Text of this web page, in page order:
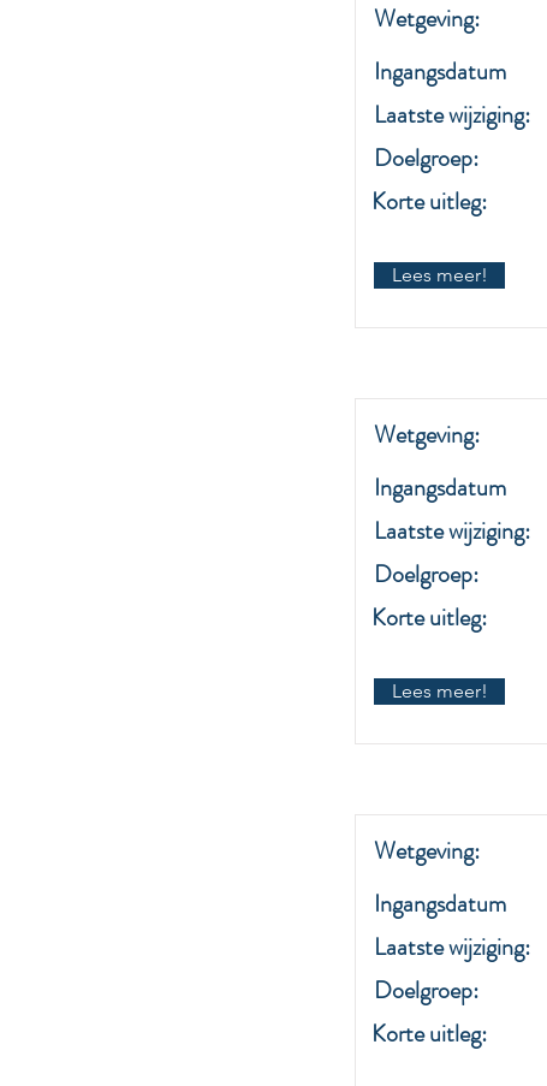
Wetgeving:
Ingangsdatum
Laatste wijziging:
Doelgroep:
Korte uitleg:
Lees meer!
Wetgeving:
Ingangsdatum
Laatste wijziging:
Doelgroep:
Korte uitleg:
Lees meer!
Wetgeving:
Ingangsdatum
Laatste wijziging:
Doelgroep:
Korte uitleg: